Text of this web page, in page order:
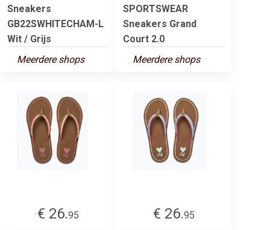
Sneakers
GB22SWHITECHAM-L
Wit / Grijs
Meerdere shops
SPORTSWEAR
Sneakers Grand
Court 2.0
Meerdere shops
€ 26.95
€ 26.95